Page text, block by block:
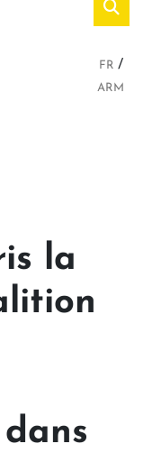
FR
ARM
la